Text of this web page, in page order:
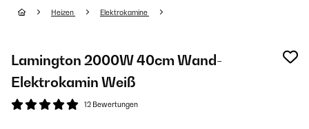
Heizen Elektrokamine
Lamington 2000W 40cm Wand-
Elektrokamin​ Weiß
12 Bewertungen